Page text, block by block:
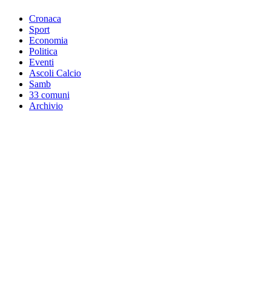
Cronaca
Sport
Economia
Politica
Eventi
Ascoli Calcio
Samb
33 comuni
Archivio